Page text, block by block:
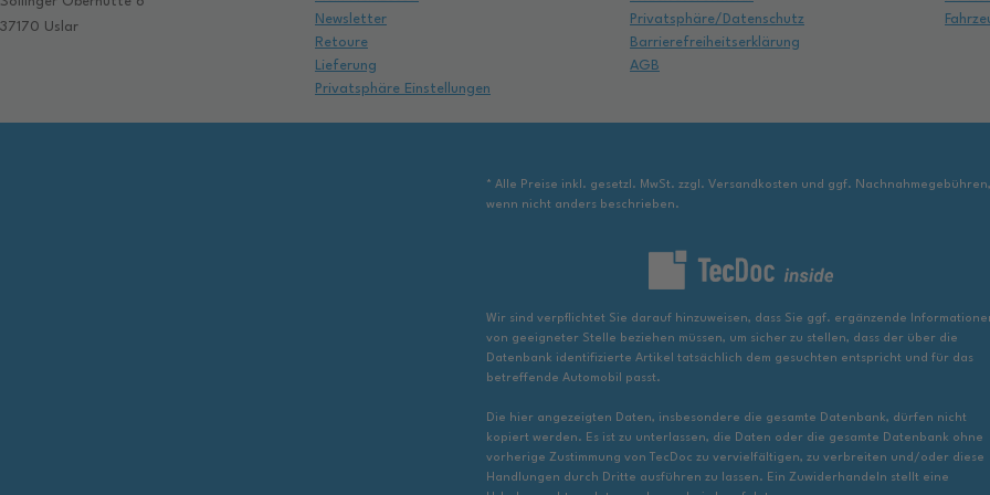
37170 Uslar
Newsletter
Retoure
Lieferung
Privatsphäre Einstellungen
Privatsphäre/Datenschutz
Barrierefreiheitserklärung
AGB
* Alle Preise inkl. gesetzl. MwSt. zzgl. Versandkosten und ggf. Nachnahmegebühren,
wenn nicht anders beschrieben.
Wir sind verpflichtet Sie darauf hinzuweisen, dass Sie ggf. ergänzende
von geeigneter Stelle beziehen müssen, um sicher zu stellen, dass der über die
Datenbank identifizierte Artikel tatsächlich dem gesuchten entspricht und für das
betreffende Automobil passt.
Die hier angezeigten Daten, insbesondere die gesamte Datenbank, dürfen nicht
kopiert werden. Es ist zu unterlassen, die Daten oder die gesamte Datenbank ohne
vorherige Zustimmung von TecDoc zu vervielfältigen, zu verbreiten und/oder diese
Handlungen durch Dritte ausführen zu lassen. Ein Zuwiderhandeln stellt eine